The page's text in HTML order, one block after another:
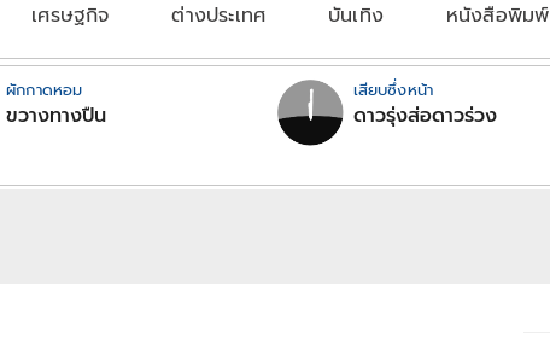
เศรษฐกิจ ต่างประเทศ บันเทิง หนังสือพิมพ์
ผักกาดหอม
ขวางทางปืน
เสียบซึ่งหน้า
ดาวรุ่งส่อดาวร่วง